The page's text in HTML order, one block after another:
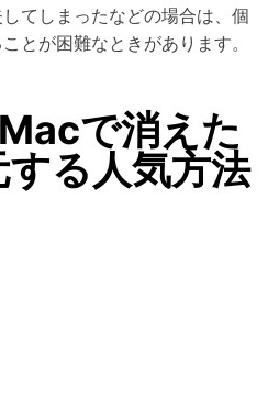
てしまったなどの場合は、個
とが困難なときがあります。
で消えた
る人気方法